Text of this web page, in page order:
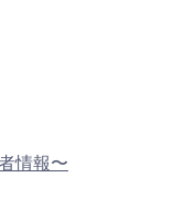
情報〜